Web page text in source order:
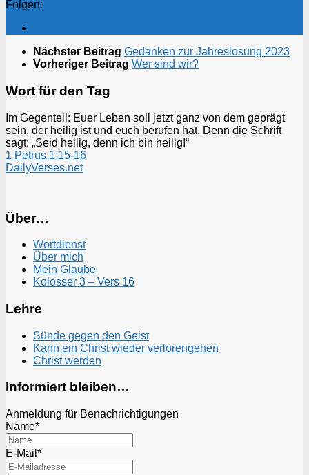
Folgen:
Nächster Beitrag Gedanken zur Jahreslosung 2023
Vorheriger Beitrag Wer sind wir?
Wort für den Tag
Im Gegenteil: Euer Leben soll jetzt ganz von dem geprägt
sein, der heilig ist und euch berufen hat. Denn die Schrift
sagt: „Seid heilig, denn ich bin heilig!“
1 Petrus 1:15-16
DailyVerses.net
Über…
Wortdienst
Über mich
Mein Glaube
Kolosser 3 – Vers 16
Lehre
Sünde gegen den Geist
Kann ein Christ wieder verlorengehen
Christ werden
Informiert bleiben…
Anmeldung für Benachrichtigungen
Name*
E-Mail*